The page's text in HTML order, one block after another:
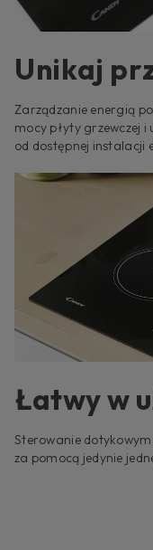
Unikaj
Zarządzanie energią
mocy płyty grzewczej i
od dostępnej instalacji
Łatwy w
Sterowanie
za pomocą jedynie